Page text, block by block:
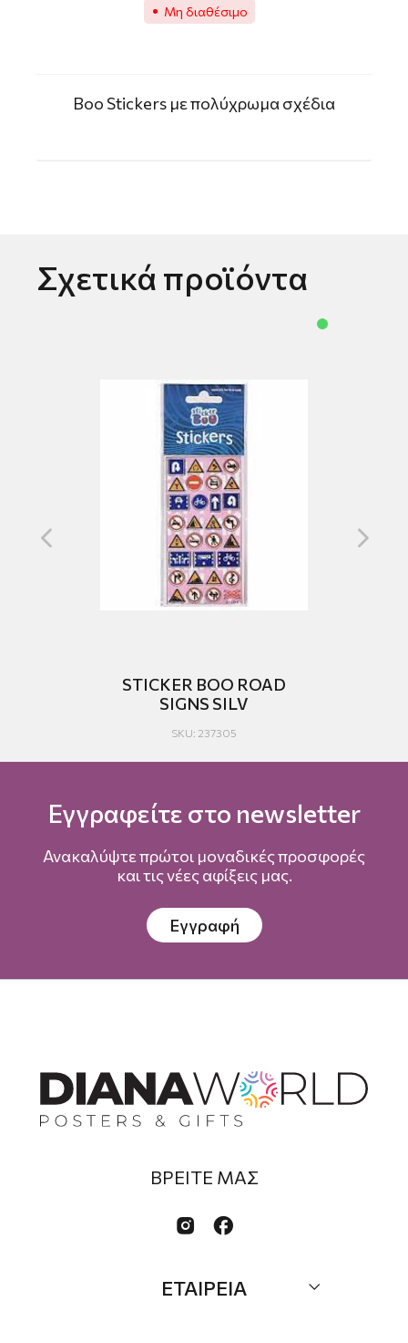
Μη διαθέσιμο
Boo Stickers με πολύχρωμα σχέδια
Σχετικά προϊόντα
STICKER BOO ROAD
SIGNS SILV
SKU: 237305
Εγγραφείτε στο newsletter
Ανακαλύψτε πρώτοι μοναδικές προσφορές
και τις νέες αφίξεις μας.
Εγγραφή
ΒΡΕΙΤΕ ΜΑΣ
 
ΕΤΑΙΡΕΙΑ